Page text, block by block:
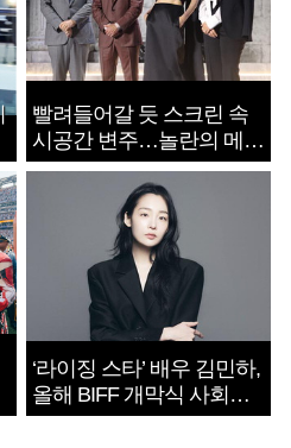
빨려들어갈 듯 스크린 속
시공간 변주…놀란의 메시
지는 ‘전쟁 속죄’
‘라이징 스타’ 배우 김민하,
올해 BIFF 개막식 사회자
확정